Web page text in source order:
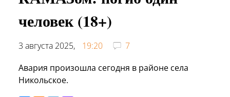
человек (18+)
3 августа 2025, 19:20
7
Авария произошла сегодня в районе села
Никольское.